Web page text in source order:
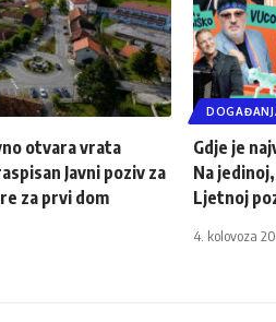
otvara vrata
Javni poziv za
za prvi dom
Gdje je
Na
Ljetnoj
4. kolovoza